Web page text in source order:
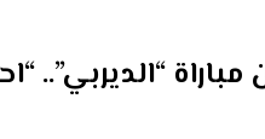
“الديربي”..